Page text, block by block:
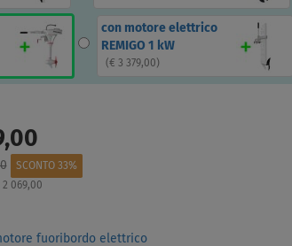
con motore elettrico
REMIGO 1 kW
(€ 3 379,00)
SCONTO 33%
2 069,00
fuoribordo elettrico